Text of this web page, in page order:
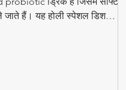
जाते हैं। यह होली स्पेशल डिश